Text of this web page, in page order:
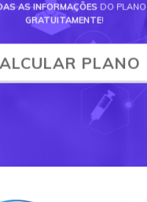
AS INFORMAÇÕES DO PLANO
GRATUITAMENTE!
PLANO